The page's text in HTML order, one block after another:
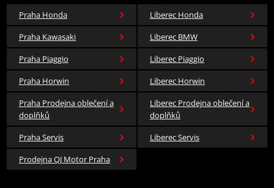
Praha Honda
Liberec Honda
Praha Kawasaki
Liberec BMW
Praha Piaggio
Liberec Piaggio
Praha Horwin
Liberec Horwin
Praha Prodejna oblečení a
doplňků
Liberec Prodejna oblečení a
doplňků
Praha Servis
Liberec Servis
Prodejna QJ Motor Praha